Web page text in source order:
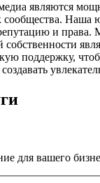
являются
Наша
и права.
собственности
поддержку,
для вашего